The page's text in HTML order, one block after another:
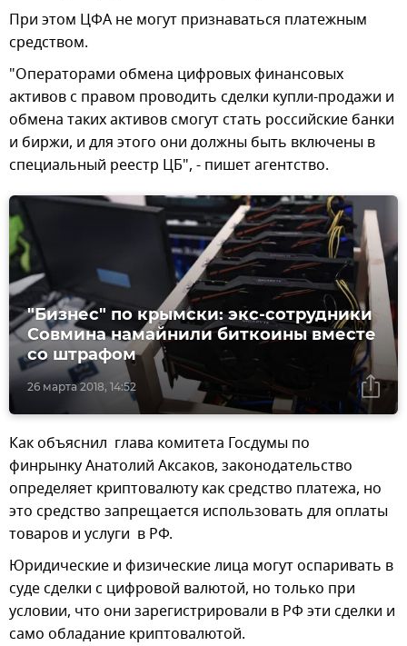
При этом ЦФА не могут признаваться платежным
средством.
"Операторами обмена цифровых финансовых
активов с правом проводить сделки купли-продажи и
обмена таких активов смогут стать российские банки
и биржи, и для этого они должны быть включены в
специальный реестр ЦБ", - пишет агентство.
26 марта 2018, 14:52
"Бизнес" по крымски: экс-сотрудники
Совмина намайнили биткоины вместе
со штрафом
Как объяснил глава комитета Госдумы по
финрынку Анатолий Аксаков, законодательство
определяет криптовалюту как средство платежа, но
это средство запрещается использовать для оплаты
товаров и услуги в РФ.
Юридические и физические лица могут оспаривать в
суде сделки с цифровой валютой, но только при
условии, что они зарегистрировали в РФ эти сделки и
само обладание криптовалютой.